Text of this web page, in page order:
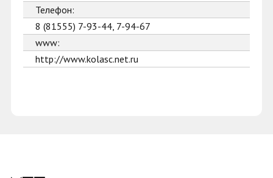
Телефон:
8 (81555) 7-93-44, 7-94-67
www:
http://www.kolasc.net.ru